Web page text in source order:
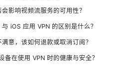
影响视频流服务的可用性？
iOS 应用 VPN 的区别是什么？
意，该如何退款或取消订阅？
备在使用 VPN 时的健康与安全？